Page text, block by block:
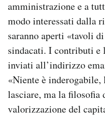
amministrazione e a
modo interessati dalla
saranno aperti «tavoli
sindacati. I contributi e
inviati all’indirizzo
«Niente è
lasciare, ma la filosofia
valorizzazione del